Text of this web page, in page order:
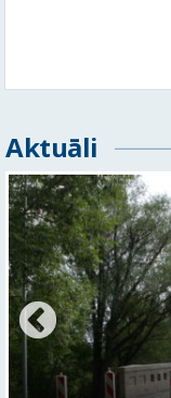
Aktuāli